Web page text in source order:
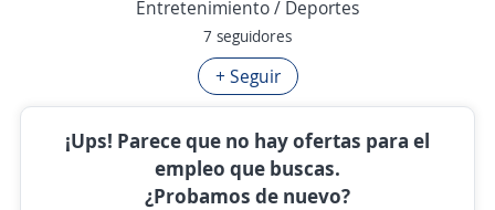
Entretenimiento / Deportes
7 seguidores
+ Seguir
¡Ups! Parece que no hay ofertas para el
empleo que buscas.
¿Probamos de nuevo?